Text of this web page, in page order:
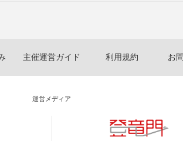
主催運営ガイド 利用規約 お
運営メディア